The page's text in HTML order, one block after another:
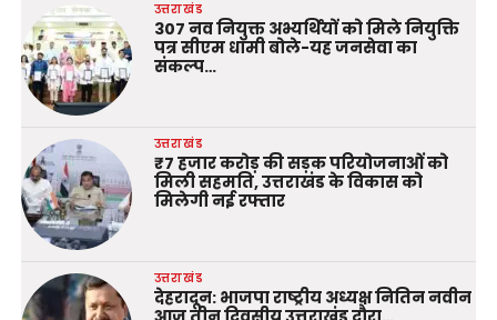
उत्तराखंड
307 नव नियुक्त अभ्यर्थियों को मिले नियुक्ति
पत्र सीएम धामी बोले-यह जनसेवा का
संकल्प…
उत्तराखंड
₹7 हजार करोड़ की सड़क परियोजनाओं को
मिली सहमति, उत्तराखंड के विकास को
मिलेगी नई रफ्तार
उत्तराखंड
देहरादून: भाजपा राष्ट्रीय अध्यक्ष नितिन नवीन